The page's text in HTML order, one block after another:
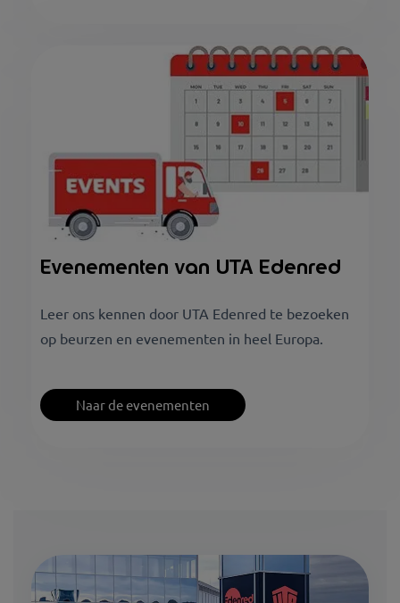
Evenementen van UTA Edenred
Leer ons kennen door UTA Edenred te bezoeken
op beurzen en evenementen in heel Europa.
Naar de evenementen